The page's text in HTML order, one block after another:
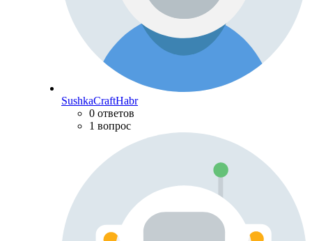
SushkaCraftHabr
0 ответов
1 вопрос